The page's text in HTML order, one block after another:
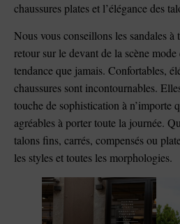
chaussures plates et l’élégance des
Nous vous conseillons les sandales
retour sur le devant de la scène
tendance que jamais. Confortables,
chaussures sont incontournables.
touche de sophistication à n’importe
agréables à porter toute la journée.
talons fins, carrés, compensés ou
les styles et toutes les morphologies.